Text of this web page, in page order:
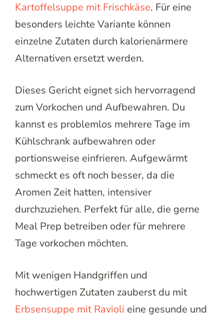
Kartoffelsuppe mit Frischkäse. Für eine
besonders leichte Variante können
einzelne Zutaten durch kalorienärmere
Alternativen ersetzt werden.
Dieses Gericht eignet sich hervorragend
zum Vorkochen und Aufbewahren. Du
kannst es problemlos mehrere Tage im
Kühlschrank aufbewahren oder
portionsweise einfrieren. Aufgewärmt
schmeckt es oft noch besser, da die
Aromen Zeit hatten, intensiver
durchzuziehen. Perfekt für alle, die gerne
Meal Prep betreiben oder für mehrere
Tage vorkochen möchten.
Mit wenigen Handgriffen und
hochwertigen Zutaten zauberst du mit
Erbsensuppe mit Ravioli eine gesunde und